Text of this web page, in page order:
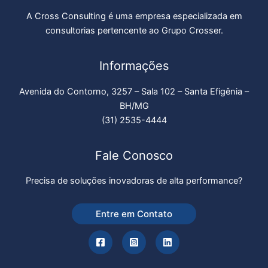
A Cross Consulting é uma empresa especializada em
consultorias pertencente ao Grupo Crosser.
Informações
Avenida do Contorno, 3257 – Sala 102 – Santa Efigênia –
BH/MG
(31) 2535-4444
Fale Conosco
Precisa de soluções inovadoras de alta performance?
Entre em Contato